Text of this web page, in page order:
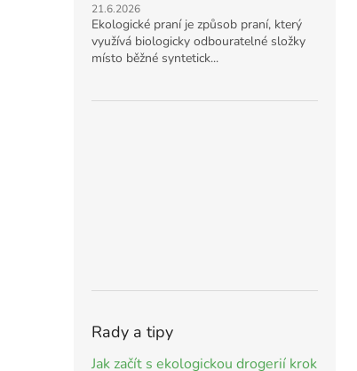
21.6.2026
Ekologické praní je způsob praní, který
využívá biologicky odbouratelné složky
místo běžné syntetick...
Rady a tipy
Jak začít s ekologickou drogerií krok